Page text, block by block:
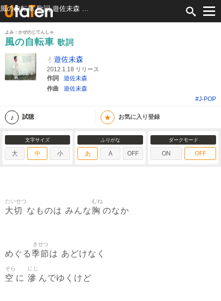
よみ：かぜのじてんしゃ
風の自転車 歌詞
遊佐未森
2012.1.18 リリース
作詞
遊佐未森
作曲
遊佐未森
#J-POP
試聴 ★ お気に入り登録
文字サイズ
大 中 小
ふりがな
あ A OFF
ダークモード
ON OFF
大切
たいせつ
なものは みんな胸
むね
のなか
めぐる季節
きせつ
は あどけなく
空
そら
に 滲
にじ
んでゆくけど